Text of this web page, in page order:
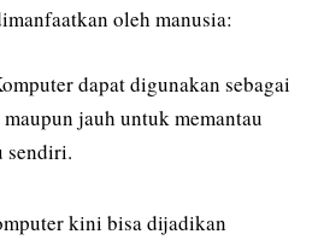
oleh manusia:
dapat digunakan sebagai
jauh untuk memantau
sendiri.
kini bisa dijadikan